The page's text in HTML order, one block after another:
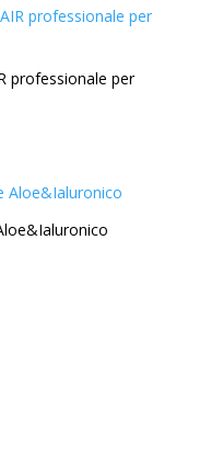
professionale per